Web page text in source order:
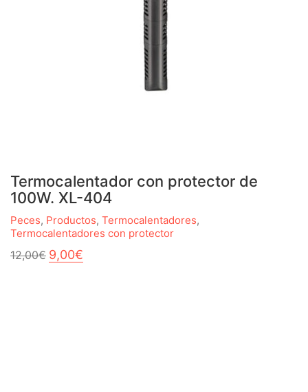
Termocalentador con protector de
100W. XL-404
Peces, Productos, Termocalentadores,
Termocalentadores con protector
12,00€ El
precio
9,00€
precio